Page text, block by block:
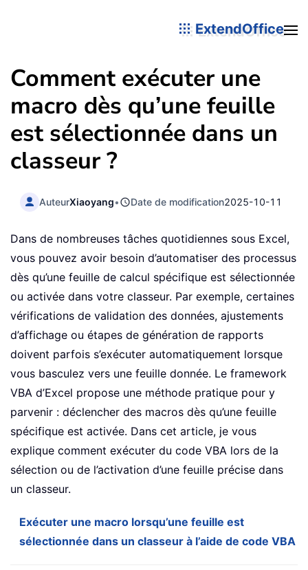
ExtendOffice
Comment exécuter une
macro dès qu’une feuille
est sélectionnée dans un
classeur ?
AuteurXiaoyang• Date de modification2025-10-11
Dans de nombreuses tâches quotidiennes sous Excel,
vous pouvez avoir besoin d’automatiser des processus
dès qu’une feuille de calcul spécifique est sélectionnée
ou activée dans votre classeur. Par exemple, certaines
vérifications de validation des données, ajustements
d’affichage ou étapes de génération de rapports
doivent parfois s’exécuter automatiquement lorsque
vous basculez vers une feuille donnée. Le framework
VBA d’Excel propose une méthode pratique pour y
parvenir : déclencher des macros dès qu’une feuille
spécifique est activée. Dans cet article, je vous
explique comment exécuter du code VBA lors de la
sélection ou de l’activation d’une feuille précise dans
un classeur.
Exécuter une macro lorsqu’une feuille est
sélectionnée dans un classeur à l’aide de code VBA